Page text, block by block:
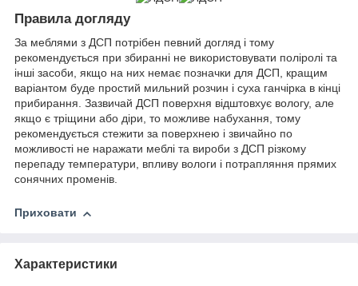
Правила догляду
За меблями з ДСП потрібен певний догляд і тому
рекомендується при збиранні не використовувати поліролі та
інші засоби, якщо на них немає позначки для ДСП, кращим
варіантом буде простий мильний розчин і суха ганчірка в кінці
прибирання. Зазвичай ДСП поверхня відштовхує вологу, але
якщо є тріщини або діри, то можливе набухання, тому
рекомендується стежити за поверхнею і звичайно по
можливості не наражати меблі та вироби з ДСП різкому
перепаду температури, впливу вологи і потрапляння прямих
сонячних променів.
Приховати
Характеристики